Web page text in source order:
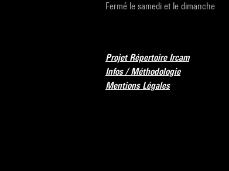
Fermé le samedi et le dimanche
Projet Répertoire Ircam
Infos / Méthodologie
Mentions Légales